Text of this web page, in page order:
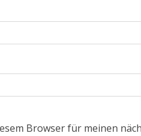
Browser für meinen